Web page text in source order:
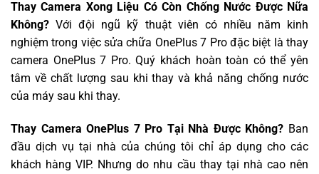
Thay Camera Xong Liệu Có Còn Chống Nước Được Nữa
Không? Với đội ngũ kỹ thuật viên có nhiều năm kinh
nghiệm trong việc sửa chữa OnePlus 7 Pro đặc biệt là thay
camera OnePlus 7 Pro. Quý khách hoàn toàn có thể yên
tâm về chất lượng sau khi thay và khả năng chống nước
của máy sau khi thay.
Thay Camera OnePlus 7 Pro Tại Nhà Được Không? Ban
đầu dịch vụ tại nhà của chúng tôi chỉ áp dụng cho các
khách hàng VIP. Nhưng do nhu cầu thay tại nhà cao nên